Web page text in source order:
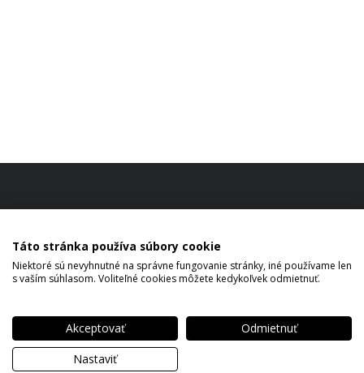
Copyright © 2026 Tibor Keil All rights reserved.
Táto stránka používa súbory cookie
Niektoré sú nevyhnutné na správne fungovanie stránky, iné používame len
s vaším súhlasom. Voliteľné cookies môžete kedykoľvek odmietnuť.
Akceptovať
Odmietnuť
Nastaviť